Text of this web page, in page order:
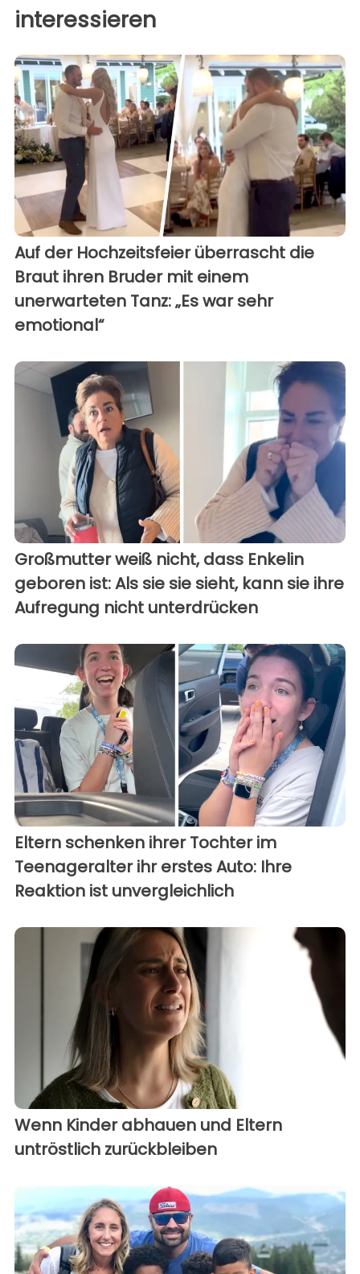
interessieren
Auf der Hochzeitsfeier überrascht die
Braut ihren Bruder mit einem
unerwarteten Tanz: „Es war sehr
emotional“
Großmutter weiß nicht, dass Enkelin
geboren ist: Als sie sie sieht, kann sie ihre
Aufregung nicht unterdrücken
Eltern schenken ihrer Tochter im
Teenageralter ihr erstes Auto: Ihre
Reaktion ist unvergleichlich
Wenn Kinder abhauen und Eltern
untröstlich zurückbleiben